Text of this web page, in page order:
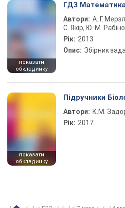
показати
обкладинку
ГДЗ
Автори: А. Г.
С. Якір, Ю. М.
Рік: 2013
Опис: Збірник
показати
обкладинку
Підручники
Автори: К.М.
Рік: 2017